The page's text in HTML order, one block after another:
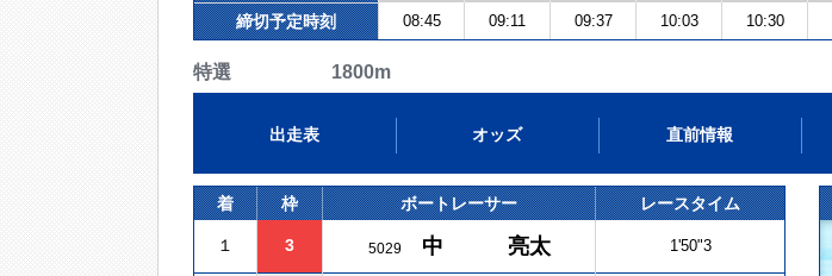
締切予定時刻 08:45 09:11 09:37 10:03 10:30
特選 1800m
出走表 オッズ 直前情報
着 枠 ボートレーサー レースタイム
１ 3 5029 中 亮太 1'50"3